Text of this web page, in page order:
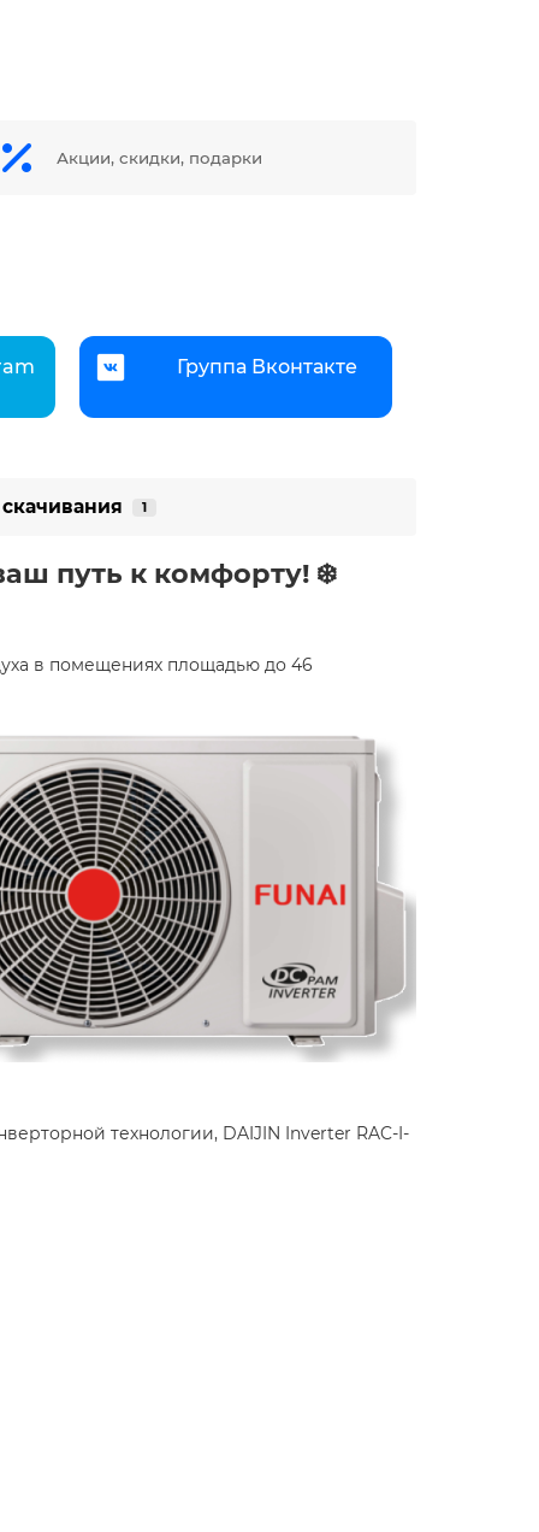
Акции, скидки, подарки
Группа Вконтакте
1
путь к комфорту! ❄️
в помещениях площадью до 46
технологии, DAIJIN Inverter RAC-I-